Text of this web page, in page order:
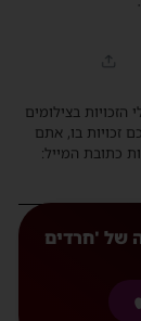
בצילומים
זכויות בו, אתם
כתובת המייל:
של 'חרדים